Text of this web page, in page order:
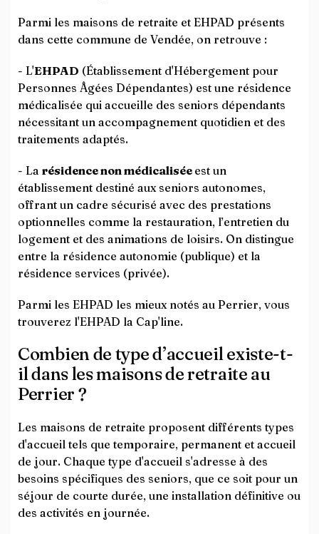
Parmi les maisons de retraite et EHPAD présents
dans cette commune de Vendée, on retrouve :
- L'EHPAD (Établissement d'Hébergement pour
Personnes Âgées Dépendantes) est une résidence
médicalisée qui accueille des seniors dépendants
nécessitant un accompagnement quotidien et des
traitements adaptés.
- La résidence non médicalisée est un
établissement destiné aux seniors autonomes,
offrant un cadre sécurisé avec des prestations
optionnelles comme la restauration, l’entretien du
logement et des animations de loisirs. On distingue
entre la résidence autonomie (publique) et la
résidence services (privée).
Parmi les EHPAD les mieux notés au Perrier, vous
trouverez l'EHPAD la Cap'line.
Combien de type d’accueil existe-t-
il dans les maisons de retraite au
Perrier ?
Les maisons de retraite proposent différents types
d'accueil tels que temporaire, permanent et accueil
de jour. Chaque type d'accueil s'adresse à des
besoins spécifiques des seniors, que ce soit pour un
séjour de courte durée, une installation définitive ou
des activités en journée.